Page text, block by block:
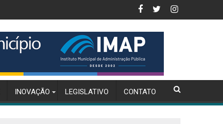
Inteligência Artificial na Gestão de
INOVAÇÃO LEGISLATIVO CONTATO